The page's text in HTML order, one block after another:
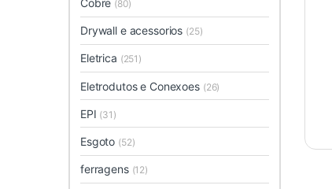
Cobre (80)
Drywall e acessorios (25)
Eletrica (251)
Eletrodutos e Conexoes (26)
EPI (31)
Esgoto (52)
ferragens (12)